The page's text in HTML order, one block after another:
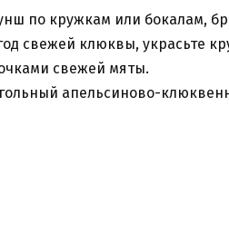
по кружкам или бокалам,
свежей клюквы, украсьте
свежей мяты.